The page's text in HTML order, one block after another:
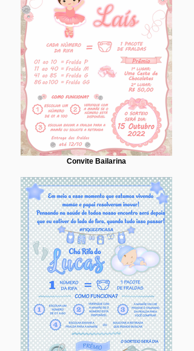
Convite Bailarina